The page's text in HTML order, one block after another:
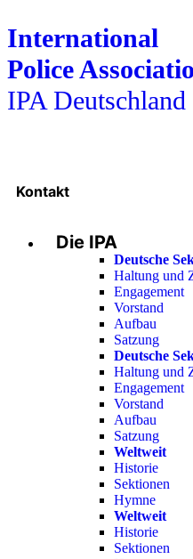
International
Police
IPA Deutschland
Kontakt
Die IPA
Deutsche
Haltung und
Engagement
Vorstand
Aufbau
Satzung
Deutsche
Haltung und
Engagement
Vorstand
Aufbau
Satzung
Weltweit
Historie
Sektionen
Hymne
Weltweit
Historie
Sektionen